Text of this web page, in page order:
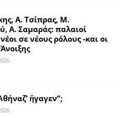
Α. Τσίπρας, Μ.
Α. Σαμαράς: παλαιοί
σε νέους ρόλους -και οι
ἤγαγεν”;